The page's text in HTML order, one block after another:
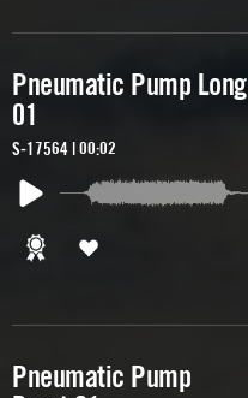
Pneumatic Pump Long
01
S-17564 | 00:02
Pneumatic Pump